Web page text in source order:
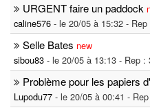
URGENT faire un paddock
caline576 - le 20/05 à 15:32 -
Selle Bates new
sibou83 - le 20/05 à 13:13 - Rep :
Problème pour les papiers
Lupodu77 - le 20/05 à 00:41 -